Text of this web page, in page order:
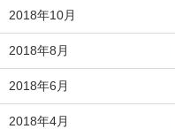
2018年10月
2018年8月
2018年6月
2018年4月